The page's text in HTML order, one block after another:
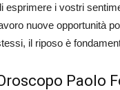
esprimere i vostri
nuove opportunità
il riposo è
Paolo